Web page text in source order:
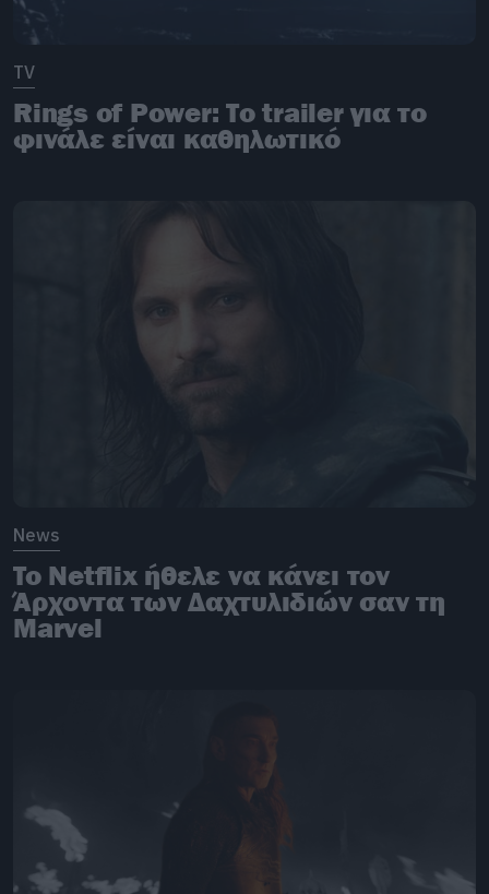
TV
Rings of Power: Το trailer για το
φινάλε είναι καθηλωτικό
News
To Netflix ήθελε να κάνει τον
Άρχοντα των Δαχτυλιδιών σαν τη
Marvel